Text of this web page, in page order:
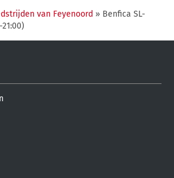
van Feyenoord » Benfica SL-